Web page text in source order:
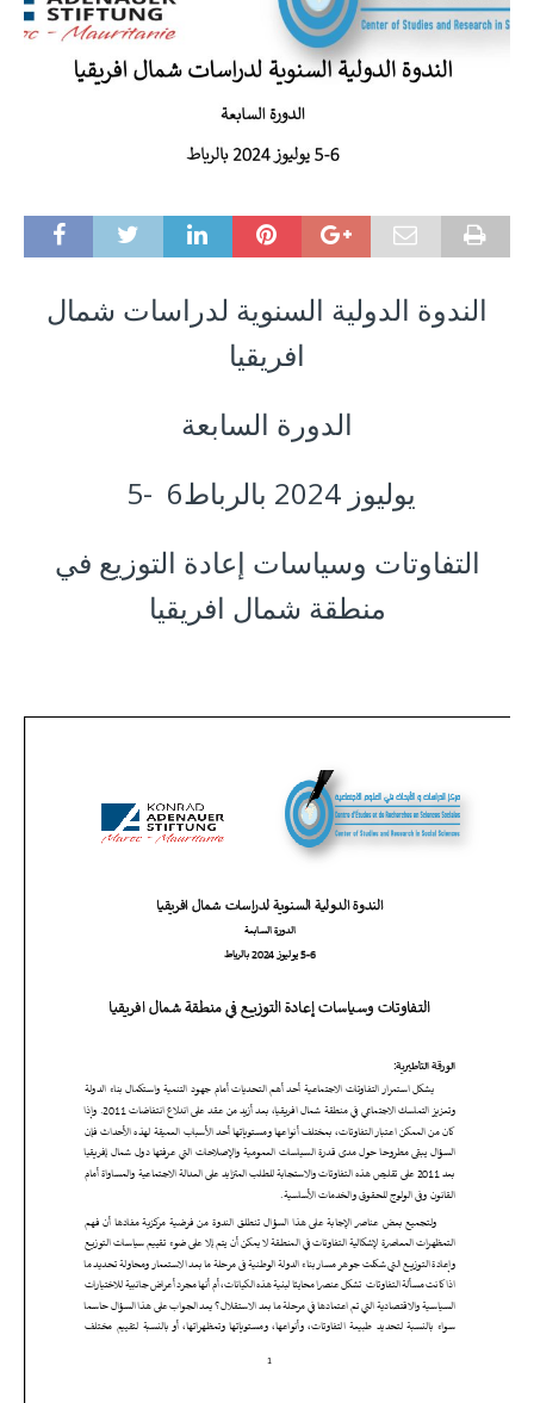
الندوة الدولية السنوية لدراسات شمال
افريقيا
الدورة السابعة
5- 6يوليوز 2024 بالرباط
التفاوتات وسياسات إعادة التوزيع في
منطقة شمال افريقيا